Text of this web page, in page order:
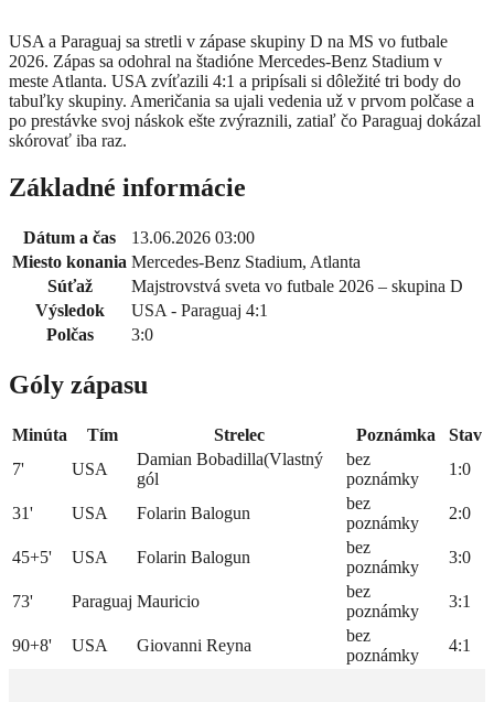
USA a Paraguaj sa stretli v zápase skupiny D na MS vo futbale
2026. Zápas sa odohral na štadióne Mercedes-Benz Stadium v
meste Atlanta. USA zvíťazili 4:1 a pripísali si dôležité tri body do
tabuľky skupiny. Američania sa ujali vedenia už v prvom polčase a
po prestávke svoj náskok ešte zvýraznili, zatiaľ čo Paraguaj dokázal
skórovať iba raz.
Základné informácie
Dátum a čas
13.06.2026 03:00
Miesto konania Mercedes-Benz Stadium, Atlanta
Súťaž
Majstrovstvá sveta vo futbale 2026 – skupina D
Výsledok
USA - Paraguaj 4:1
Polčas
3:0
Góly zápasu
Minúta Tím Strelec Poznámka
Stav
7'
USA
Damian Bobadilla(Vlastný
gól
bez
poznámky
1:0
31' USA Folarin Balogun
bez
poznámky
2:0
45+5' USA Folarin Balogun
bez
poznámky
3:0
73' Paraguaj Mauricio
bez
poznámky
3:1
90+8' USA Giovanni Reyna
bez
poznámky
4:1